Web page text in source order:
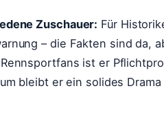
Zuschauer: Für
– die Fakten sind da,
ist er
bleibt er ein solides